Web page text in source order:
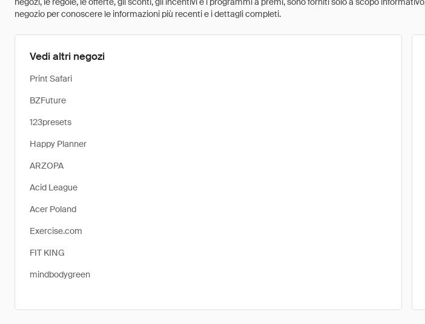
negozio per conoscere le informazioni più recenti e i dettagli completi.
Vedi altri negozi
Print Safari
BZFuture
123presets
Happy Planner
ARZOPA
Acid League
Acer Poland
Exercise.com
FIT KING
mindbodygreen